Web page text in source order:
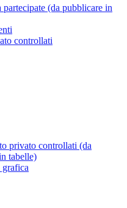
partecipate (da pubblicare in
controllati
privato controllati (da
tabelle)
grafica